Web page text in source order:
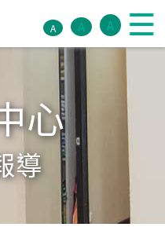
A A A
心
導